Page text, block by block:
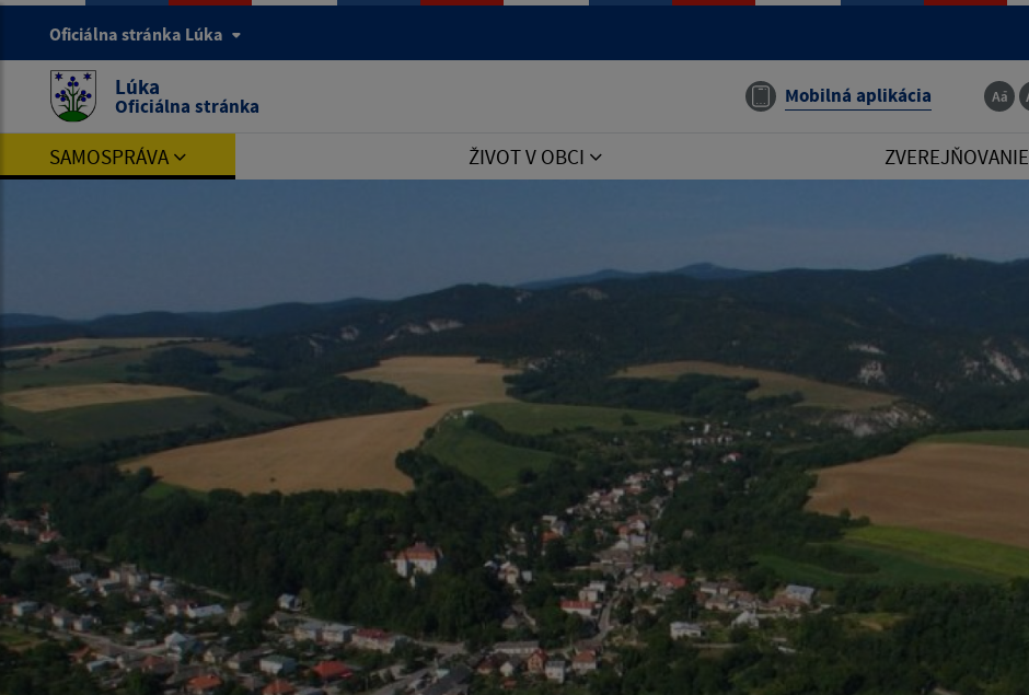
Oficiálna stránka Lúka
Lúka
Oficiálna stránka Mobilná aplikácia
SAMOSPRÁVA ŽIVOT V OBCI ZVEREJŇOVANIE